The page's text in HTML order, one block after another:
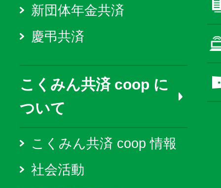
新団体年金共済
慶弔共済
こくみん共済 coop に
ついて
こくみん共済 coop 情報
社会活動